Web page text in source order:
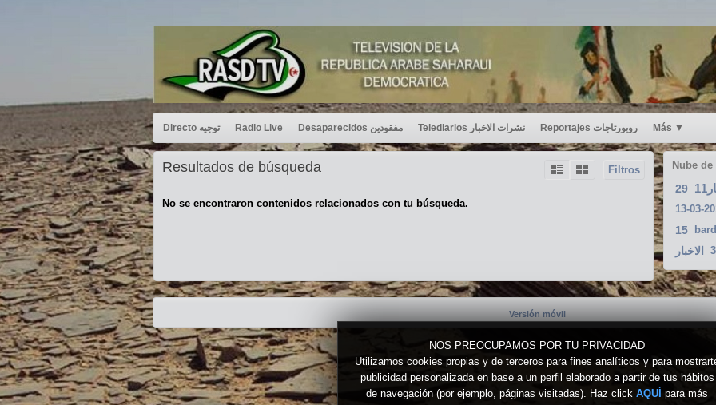
NOS PREOCUPAMOS POR TU PRIVACIDAD
Utilizamos cookies propias y de terceros para fines analíticos y para
publicidad personalizada en base a un perfil elaborado a partir de tus hábitos
de navegación (por ejemplo, páginas visitadas). Haz click AQUÍ para más
Directo توجيه Radio Live Desaparecidos مفقودين Telediarios نشرات الاخبار Reportajes روبورتاجات Más ▼
Nube de
29
15
الاخبار
Filtros
Resultados de búsqueda
No se encontraron contenidos relacionados con tu búsqueda.
Versión móvil